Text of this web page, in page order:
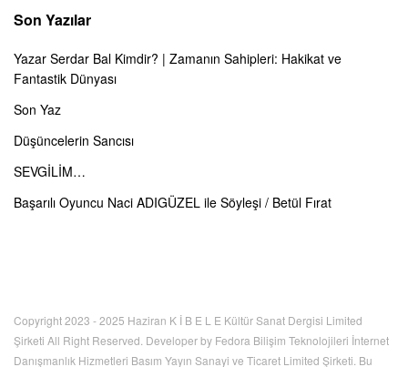
Son Yazılar
Yazar Serdar Bal Kimdir? | Zamanın Sahipleri: Hakikat ve
Fantastik Dünyası
Son Yaz
Düşüncelerin Sancısı
SEVGİLİM…
Başarılı Oyuncu Naci ADIGÜZEL ile Söyleşi / Betül Fırat
Copyright 2023 - 2025 Haziran K İ B E L E Kültür Sanat Dergisi Limited
Şirketi All Right Reserved. Developer by Fedora Bilişim Teknolojileri İnternet
Danışmanlık Hizmetleri Basım Yayın Sanayi ve Ticaret Limited Şirketi. Bu